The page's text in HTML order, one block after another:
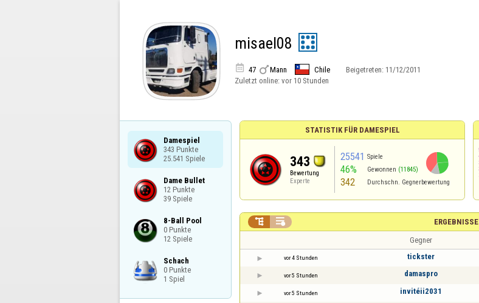
misael08
 47 Mann Chile Beigetreten: 11/12/2011
Zuletzt online: vor 10 Stunden
Damespiel
343 Punkte
25.541 Spiele
Dame Bullet
12 Punkte
39 Spiele
8-Ball Pool
0 Punkte
12 Spiele
Schach
0 Punkte
1 Spiel
STATISTIK FÜR DAMESPIEL
343
Bewertung
Experte
25541 Spiele
46% Gewonnen (11845)
342 Durchschn. Gegnerbewertung
ERGEBNISSE
 
Gegner
vor 4 Stunden tickster
vor 5 Stunden damaspro
vor 5 Stunden invitéii2031